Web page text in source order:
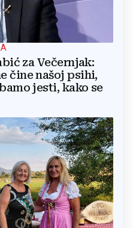
za Večernjak:
čine našoj psihi,
jesti, kako se